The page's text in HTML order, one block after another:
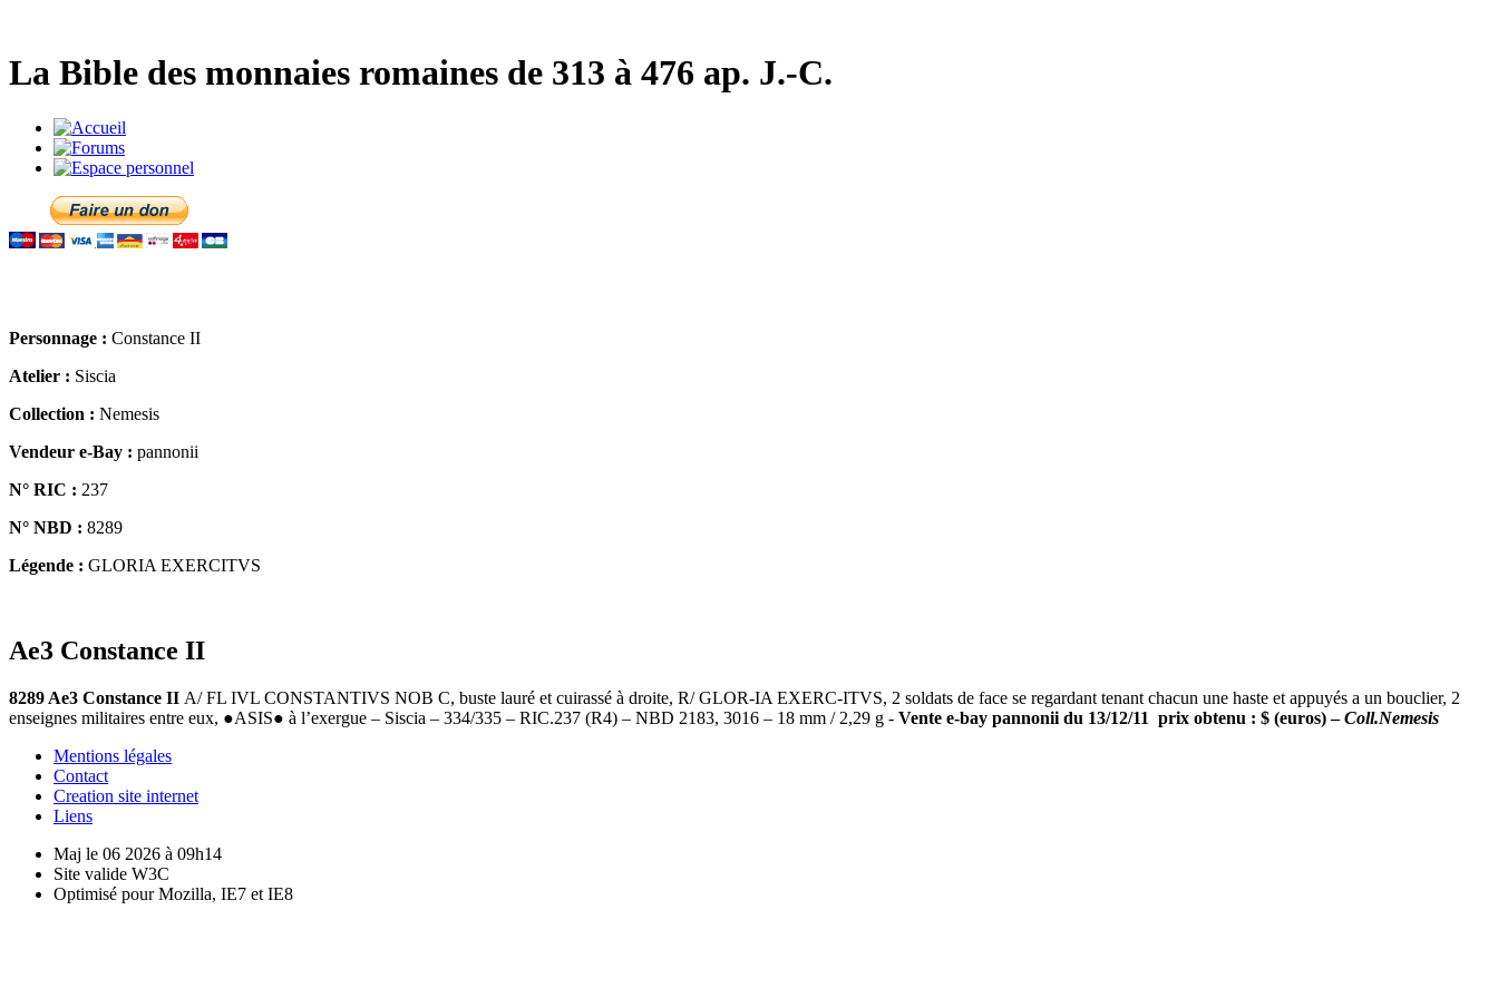
La Bible des monnaies romaines de 313 à 476 ap. J.-C.
Personnage : Constance II
Atelier : Siscia
Collection : Nemesis
Vendeur e-Bay : pannonii
N° RIC : 237
N° NBD : 8289
Légende : GLORIA EXERCITVS
Ae3 Constance II
8289 Ae3 Constance II A/ FL IVL CONSTANTIVS NOB C, buste lauré et cuirassé à droite, R/ GLOR-IA EXERC-ITVS, 2 soldats de face se regardant tenant chacun une haste et appuyés a un bouclier, 2
enseignes militaires entre eux, ●ASIS● à l’exergue – Siscia – 334/335 – RIC.237 (R4) – NBD 2183, 3016 – 18 mm / 2,29 g - Vente e-bay pannonii du 13/12/11 prix obtenu : $ (euros) –Coll.Nemesis
Mentions légales
Contact
Creation site internet
Liens
Maj le 06 2026 à 09h14
Site valide W3C
Optimisé pour Mozilla, IE7 et IE8